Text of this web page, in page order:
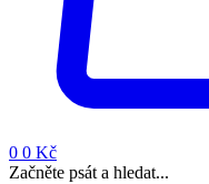
0 0 Kč
Začněte psát a hledat...